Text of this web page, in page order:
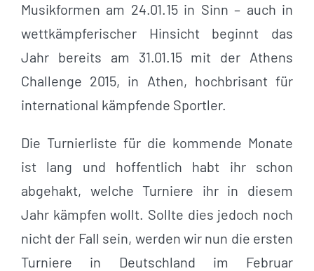
Musikformen am 24.01.15 in Sinn – auch in
wettkämpferischer Hinsicht beginnt das
Jahr bereits am 31.01.15 mit der Athens
Challenge 2015, in Athen, hochbrisant für
international kämpfende Sportler.
Die Turnierliste für die kommende Monate
ist lang und hoffentlich habt ihr schon
abgehakt, welche Turniere ihr in diesem
Jahr kämpfen wollt. Sollte dies jedoch noch
nicht der Fall sein, werden wir nun die ersten
Turniere in Deutschland im Februar